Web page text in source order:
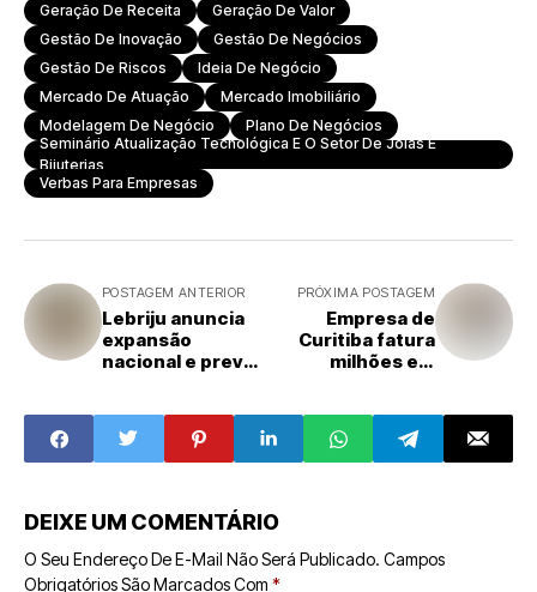
Geração De Receita
Geração De Valor
Gestão De Inovação
Gestão De Negócios
Gestão De Riscos
Ideia De Negócio
Mercado De Atuação
Mercado Imobiliário
Modelagem De Negócio
Plano De Negócios
Seminário Atualização Tecnológica E O Setor De Joias E
Bijuterias
Verbas Para Empresas
POSTAGEM ANTERIOR
Lebriju anuncia
expansão
nacional e prevê
PRÓXIMA POSTAGEM
Empresa de
Curitiba fatura
milhões em
DEIXE UM COMENTÁRIO
O Seu Endereço De E-Mail Não Será Publicado. Campos
Obrigatórios São Marcados Com *